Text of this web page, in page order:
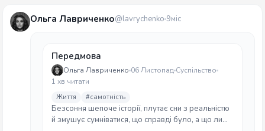
Ольга Лавриченко@lavrychenko 9міс
Передмова
Ольга Лавриченко 06 Листопад Суспільство
1 хв читати
Життя #самотність
Безсоння шепоче історії, плутає сни з реальністю
й змушує сумніватися, що справді було, а що лише